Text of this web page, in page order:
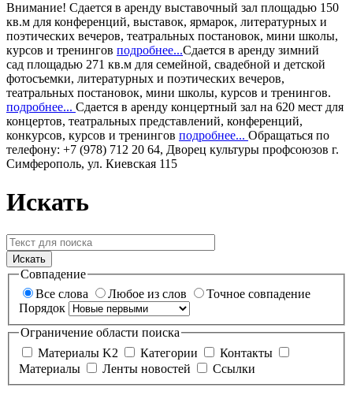
Внимание! Сдается в аренду выставочный зал площадью 150
кв.м для конференций, выставок, ярмарок, литературных и
поэтических вечеров, театральных постановок, мини школы,
курсов и тренингов подробнее...Сдается в аренду зимний
сад площадью 271 кв.м для семейной, свадебной и детской
фотосъемки, литературных и поэтических вечеров,
театральных постановок, мини школы, курсов и тренингов.
подробнее... Сдается в аренду концертный зал на 620 мест для
концертов, театральных представлений, конференций,
конкурсов, курсов и тренингов подробнее... Обращаться по
телефону: +7 (978) 712 20 64, Дворец культуры профсоюзов г.
Симферополь, ул. Киевская 115
Искать
Искать
Совпадение
Все слова
Любое из слов
Точное совпадение
Порядок
Ограничение области поиска
Материалы K2
Категории
Контакты
Материалы
Ленты новостей Ссылки